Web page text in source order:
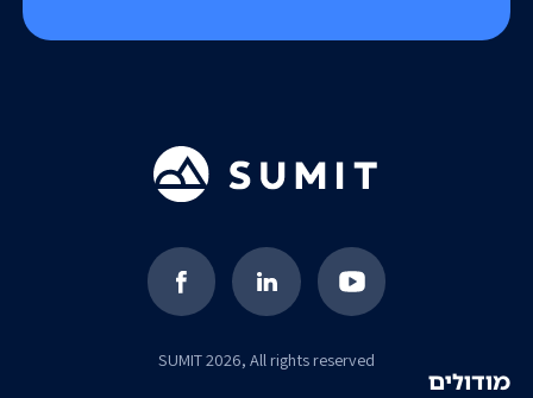
SUMIT 2026, All rights reserved
מודולים